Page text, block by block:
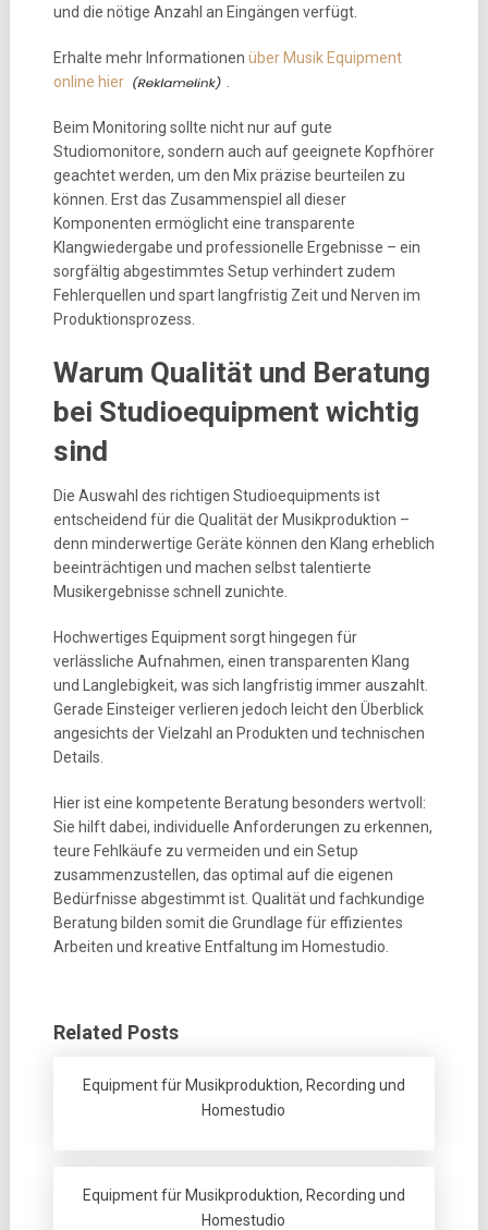
und die nötige Anzahl an Eingängen verfügt.
Erhalte mehr Informationen über Musik Equipment
online hier
Beim Monitoring sollte nicht nur auf gute
Studiomonitore, sondern auch auf geeignete Kopfhörer
geachtet werden, um den Mix präzise beurteilen zu
können. Erst das Zusammenspiel all dieser
Komponenten ermöglicht eine transparente
Klangwiedergabe und professionelle Ergebnisse – ein
sorgfältig abgestimmtes Setup verhindert zudem
Fehlerquellen und spart langfristig Zeit und Nerven im
Produktionsprozess.
Warum Qualität und Beratung
bei Studioequipment wichtig
sind
Die Auswahl des richtigen Studioequipments ist
entscheidend für die Qualität der Musikproduktion –
denn minderwertige Geräte können den Klang erheblich
beeinträchtigen und machen selbst talentierte
Musikergebnisse schnell zunichte.
Hochwertiges Equipment sorgt hingegen für
verlässliche Aufnahmen, einen transparenten Klang
und Langlebigkeit, was sich langfristig immer auszahlt.
Gerade Einsteiger verlieren jedoch leicht den Überblick
angesichts der Vielzahl an Produkten und technischen
Details.
Hier ist eine kompetente Beratung besonders wertvoll:
Sie hilft dabei, individuelle Anforderungen zu erkennen,
teure Fehlkäufe zu vermeiden und ein Setup
zusammenzustellen, das optimal auf die eigenen
Bedürfnisse abgestimmt ist. Qualität und fachkundige
Beratung bilden somit die Grundlage für effizientes
Arbeiten und kreative Entfaltung im Homestudio.
Related Posts
Equipment für Musikproduktion, Recording und
Homestudio
Equipment für Musikproduktion, Recording und
Homestudio